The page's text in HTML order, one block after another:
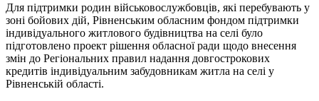
Для підтримки родин військовослужбовців, які перебувають у
зоні бойових дій, Рівненським обласним фондом підтримки
індивідуального житлового будівництва на селі було
підготовлено проект рішення обласної ради щодо внесення
змін до Регіональних правил надання довгострокових
кредитів індивідуальним забудовникам житла на селі у
Рівненській області.